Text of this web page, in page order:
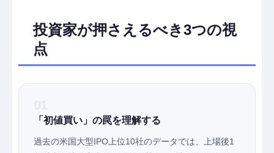
投資家が押さえるべき3つの視
点
「初値買い」の罠を理解する
過去の米国大型IPO上位10社のデータでは、上場後1